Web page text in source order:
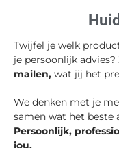
Twijfel je welk
je persoonlijk
mailen, wat jij het
We denken met je
samen wat het beste
Persoonlijk,
jou.